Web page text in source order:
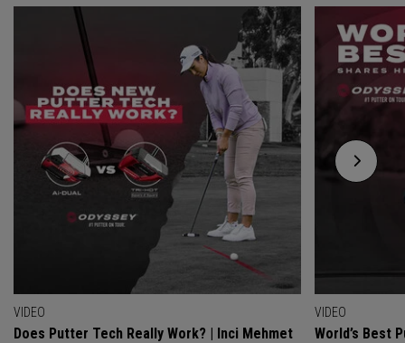
VIDEO
Does Putter Tech Really Work? | Inci Mehmet
VIDEO
World’s Best